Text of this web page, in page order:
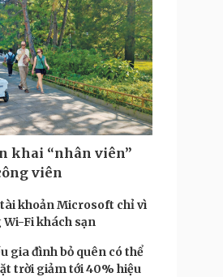
Công nghệ
Sành điệu
Tin Công nghệ
Trải nghiệm
Chuyển đổi số
Podcast
Câu chuyện thời sự
Đọc truyện đêm khuya
Cửa sổ tình yêu
Hạt giống tâm hồn
khai “nhân viên”
viên
khoản Microsoft chỉ vì
Fi khách sạn
gia đình bỏ quên có thể
trời giảm tới 40% hiệu